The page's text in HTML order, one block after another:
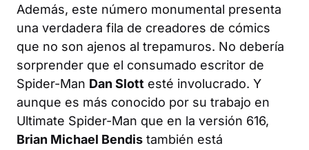
Además, este número monumental presenta
una verdadera fila de creadores de cómics
que no son ajenos al trepamuros. No debería
sorprender que el consumado escritor de
Spider-Man Dan Slott esté involucrado. Y
aunque es más conocido por su trabajo en
Ultimate Spider-Man que en la versión 616,
Brian Michael Bendis también está